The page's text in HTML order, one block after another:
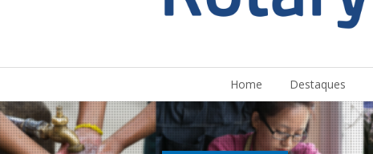
Home Destaques